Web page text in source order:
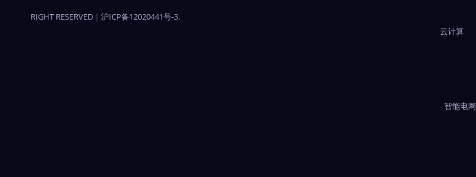
RIGHT RESERVED | 沪ICP备12020441号-3.
云计算
智能电网